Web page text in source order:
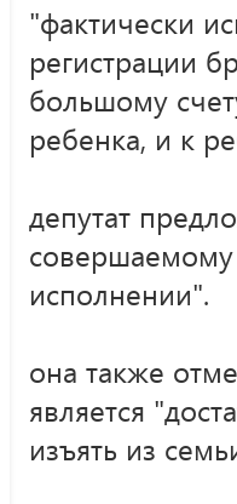
"фактически
регистрации
большому
ребенка, и к
депутат
исполнении".
она также
является
изъять из